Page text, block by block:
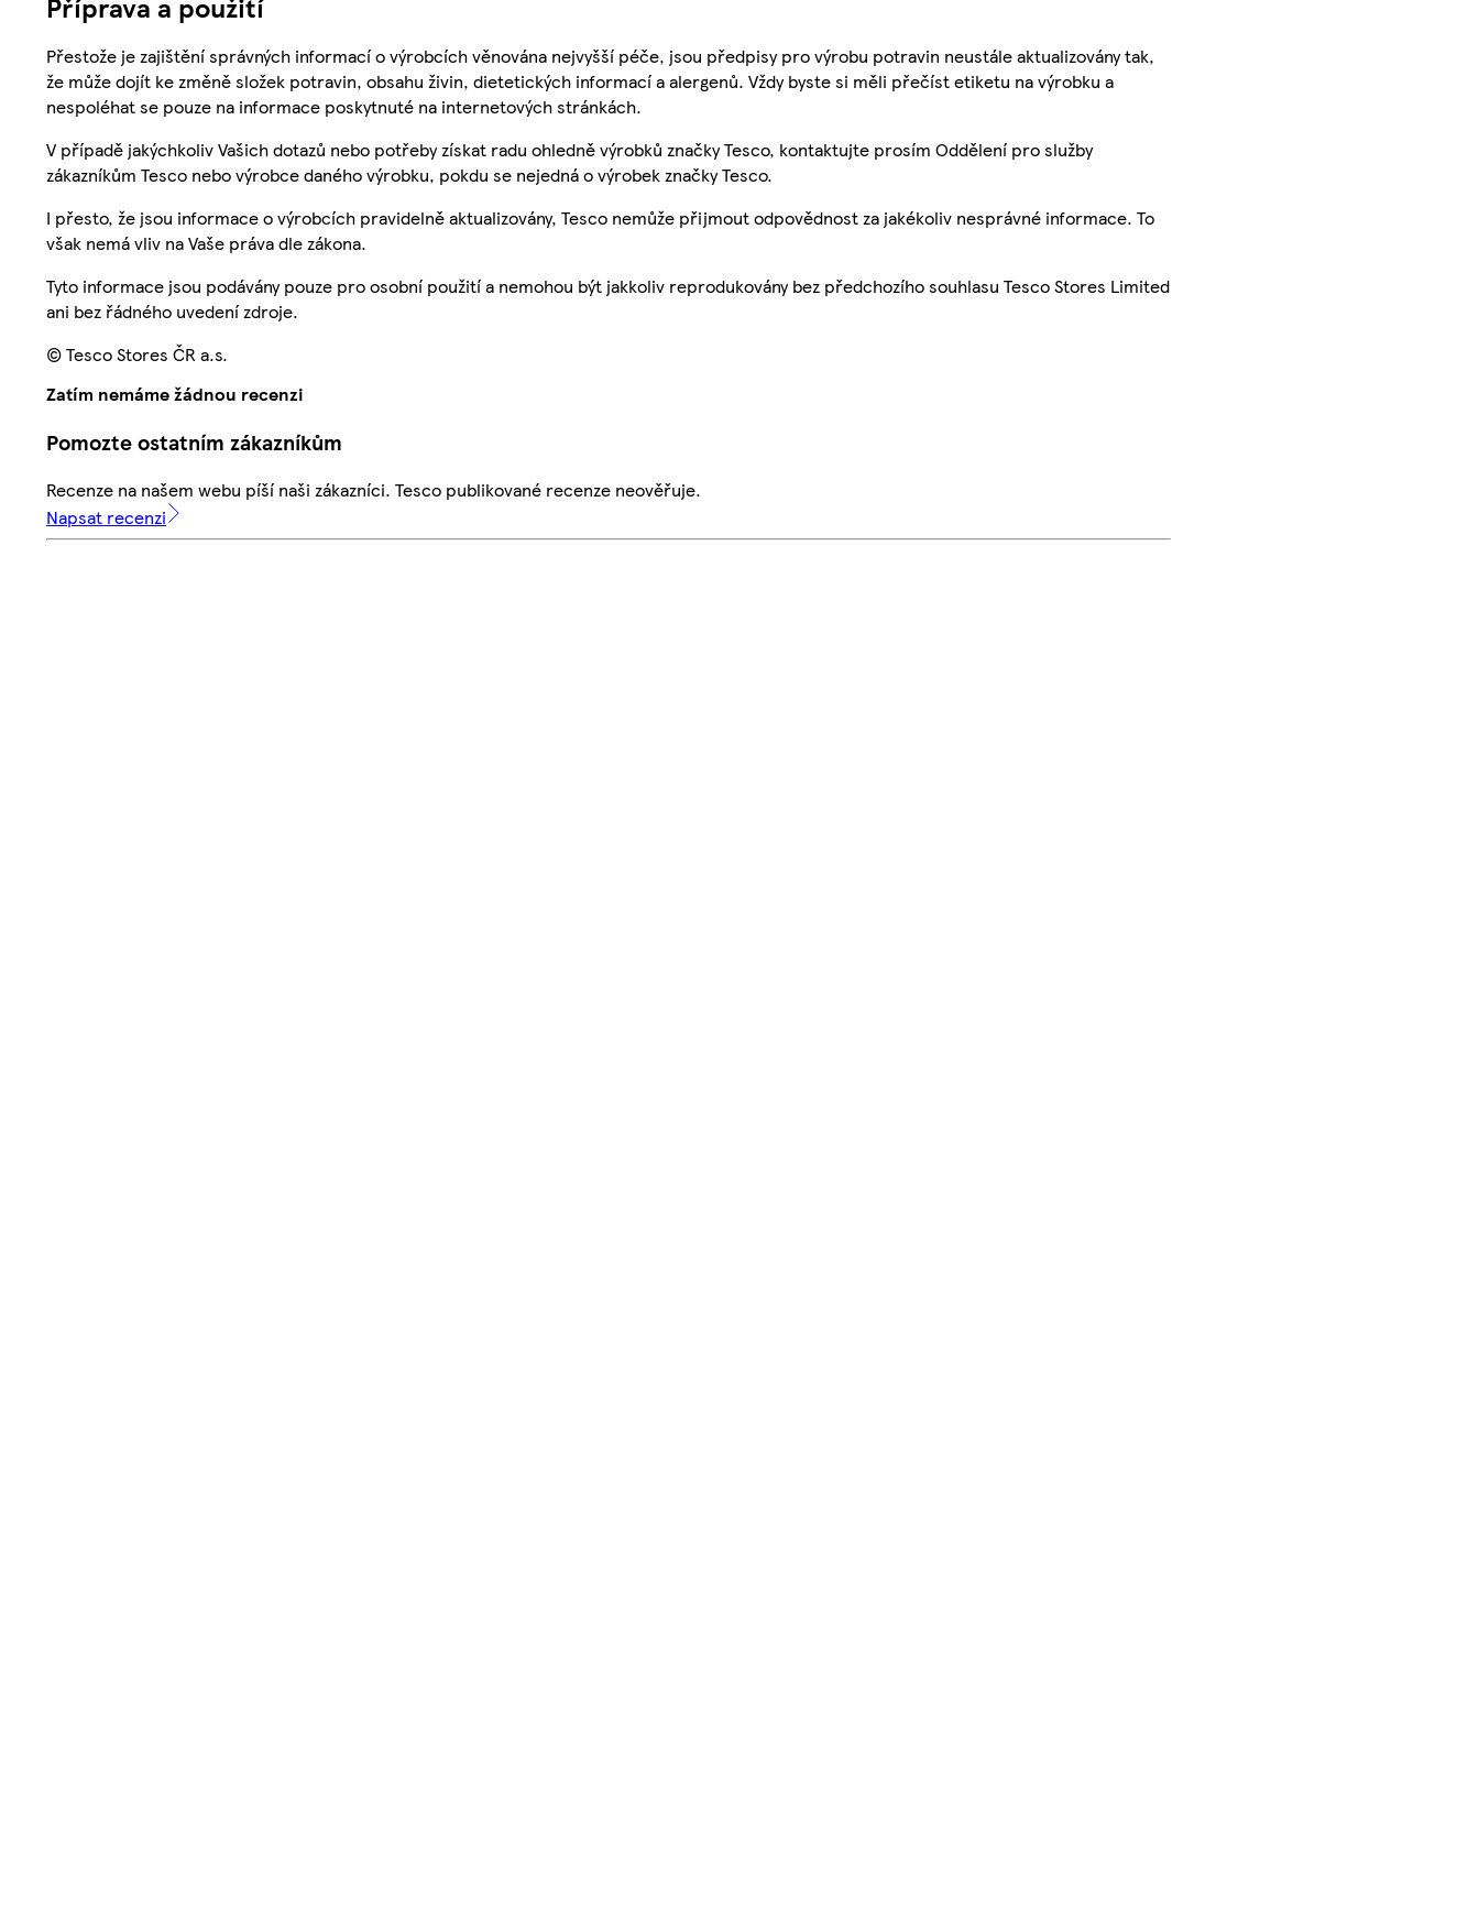
Přestože je zajištění správných informací o výrobcích věnována nejvyšší péče, jsou předpisy pro výrobu potravin neustále aktualizovány tak,
že může dojít ke změně složek potravin, obsahu živin, dietetických informací a alergenů. Vždy byste si měli přečíst etiketu na výrobku a
nespoléhat se pouze na informace poskytnuté na internetových stránkách.
V případě jakýchkoliv Vašich dotazů nebo potřeby získat radu ohledně výrobků značky Tesco, kontaktujte prosím Oddělení pro služby
zákazníkům Tesco nebo výrobce daného výrobku, pokdu se nejedná o výrobek značky Tesco.
I přesto, že jsou informace o výrobcích pravidelně aktualizovány, Tesco nemůže přijmout odpovědnost za jakékoliv nesprávné informace. To
však nemá vliv na Vaše práva dle zákona.
Tyto informace jsou podávány pouze pro osobní použití a nemohou být jakkoliv reprodukovány bez předchozího souhlasu Tesco Stores Limited
ani bez řádného uvedení zdroje.
© Tesco Stores ČR a.s.
Zatím nemáme žádnou recenzi
Pomozte ostatním zákazníkům
Recenze na našem webu píší naši zákazníci. Tesco publikované recenze neověřuje.
Napsat recenzi